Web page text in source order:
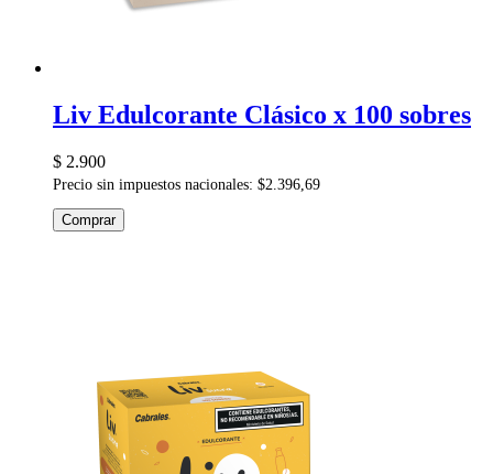
Liv Edulcorante Clásico x 100 sobres
$ 2.900
Precio sin impuestos nacionales: $2.396,69
Comprar